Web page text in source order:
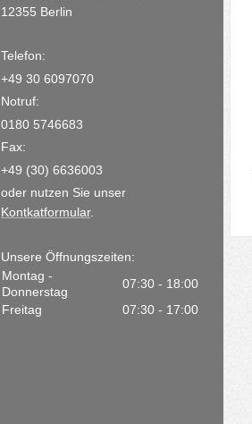
12355 Berlin
Telefon:
+49 30 6097070
Notruf:
0180 5746683
Fax:
+49 (30) 6636003
oder nutzen Sie unser
Kontkatformular.
Unsere Öffnungszeiten:
Montag -
Donnerstag
07:30 - 18:00
Freitag
07:30 - 17:00